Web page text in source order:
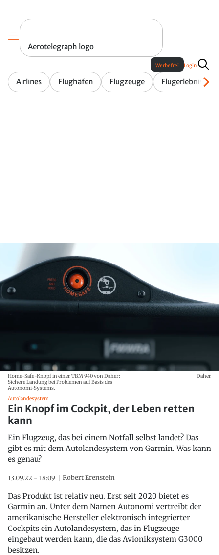
Aerotelegraph logo
Airlines Flughäfen Flugzeuge Flugerlebnis
Werbefrei Login
Home-Safe-Knopf in einer TBM 940 von Daher:
Sichere Landung bei Problemen auf Basis des
Autonomi-Systems.
Daher
Autolandesystem
Ein Knopf im Cockpit, der Leben retten
kann
Ein Flugzeug, das bei einem Notfall selbst landet? Das
gibt es mit dem Autolandesystem von Garmin. Was kann
es genau?
13.09.22 - 18:09 Robert Erenstein
Das Produkt ist relativ neu. Erst seit 2020 bietet es
Garmin an. Unter dem Namen Autonomi vertreibt der
amerikanische Hersteller elektronisch integrierter
Cockpits ein Autolandesystem, das in Flugzeuge
eingebaut werden kann, die das Avioniksystem G3000
besitzen.